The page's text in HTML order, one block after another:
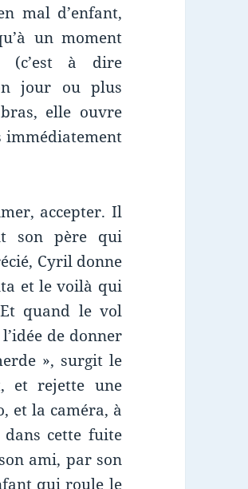
mal d’enfant,
un moment
(c’est à dire
jour ou plus
elle ouvre
immédiatement
accepter. Il
son père qui
Cyril donne
et le voilà qui
quand le vol
de donner
», surgit le
et rejette une
et la caméra, à
cette fuite
ami, par son
qui roule le